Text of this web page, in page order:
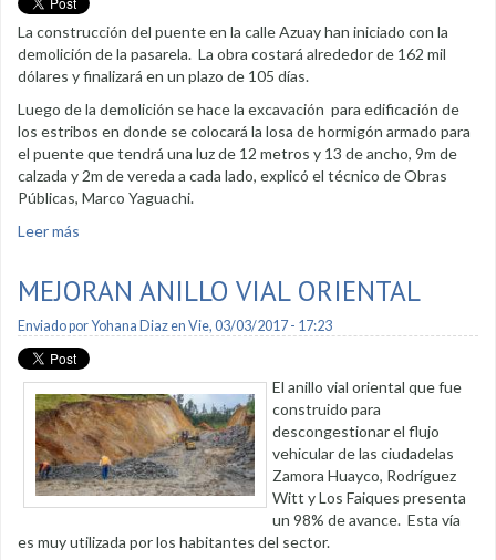
La construcción del puente en la calle Azuay han iniciado con la
demolición de la pasarela. La obra costará alrededor de 162 mil
dólares y finalizará en un plazo de 105 días.
Luego de la demolición se hace la excavación para edificación de
los estribos en donde se colocará la losa de hormigón armado para
el puente que tendrá una luz de 12 metros y 13 de ancho, 9m de
calzada y 2m de vereda a cada lado, explicó el técnico de Obras
Públicas, Marco Yaguachi.
Leer más
MEJORAN ANILLO VIAL ORIENTAL
Enviado porYohana Diazen Vie, 03/03/2017 - 17:23
El anillo vial oriental que fue
construido para
descongestionar el flujo
vehicular de las ciudadelas
Zamora Huayco, Rodríguez
Witt y Los Faiques presenta
un 98% de avance. Esta vía
es muy utilizada por los habitantes del sector.